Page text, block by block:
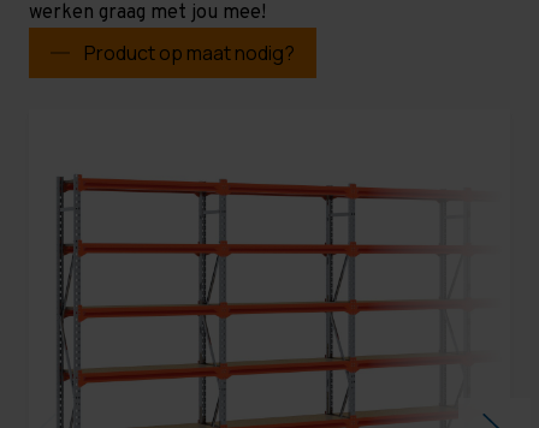
werken graag met jou mee!
Product op maat nodig?